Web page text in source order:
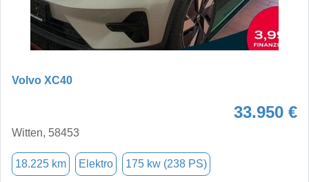
Volvo XC40
33.950 €
Witten, 58453
18.225 km Elektro 175 kw (238 PS)